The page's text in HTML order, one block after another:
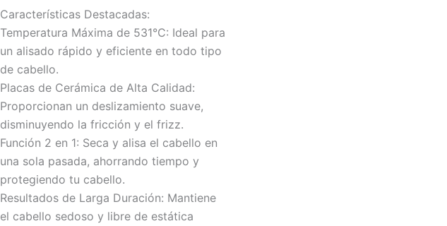
Características Destacadas:
Temperatura Máxima de 531°C: Ideal para
un alisado rápido y eficiente en todo tipo
de cabello.
Placas de Cerámica de Alta Calidad:
Proporcionan un deslizamiento suave,
disminuyendo la fricción y el frizz.
Función 2 en 1: Seca y alisa el cabello en
una sola pasada, ahorrando tiempo y
protegiendo tu cabello.
Resultados de Larga Duración: Mantiene
el cabello sedoso y libre de estática